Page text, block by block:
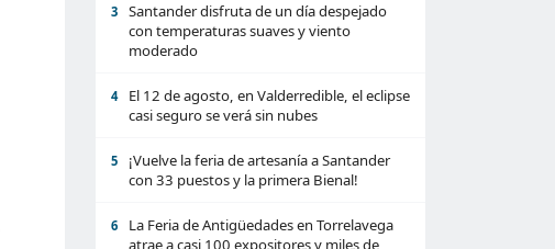
3
Santander disfruta de un día despejado
con temperaturas suaves y viento
moderado
4
El 12 de agosto, en Valderredible, el eclipse
casi seguro se verá sin nubes
5
¡Vuelve la feria de artesanía a Santander
con 33 puestos y la primera Bienal!
6
La Feria de Antigüedades en Torrelavega
atrae a casi 100 expositores y miles de